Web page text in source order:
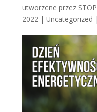
utworzone przez
2022| Uncategorized |